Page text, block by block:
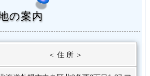
の案内
＜ 住 所 ＞